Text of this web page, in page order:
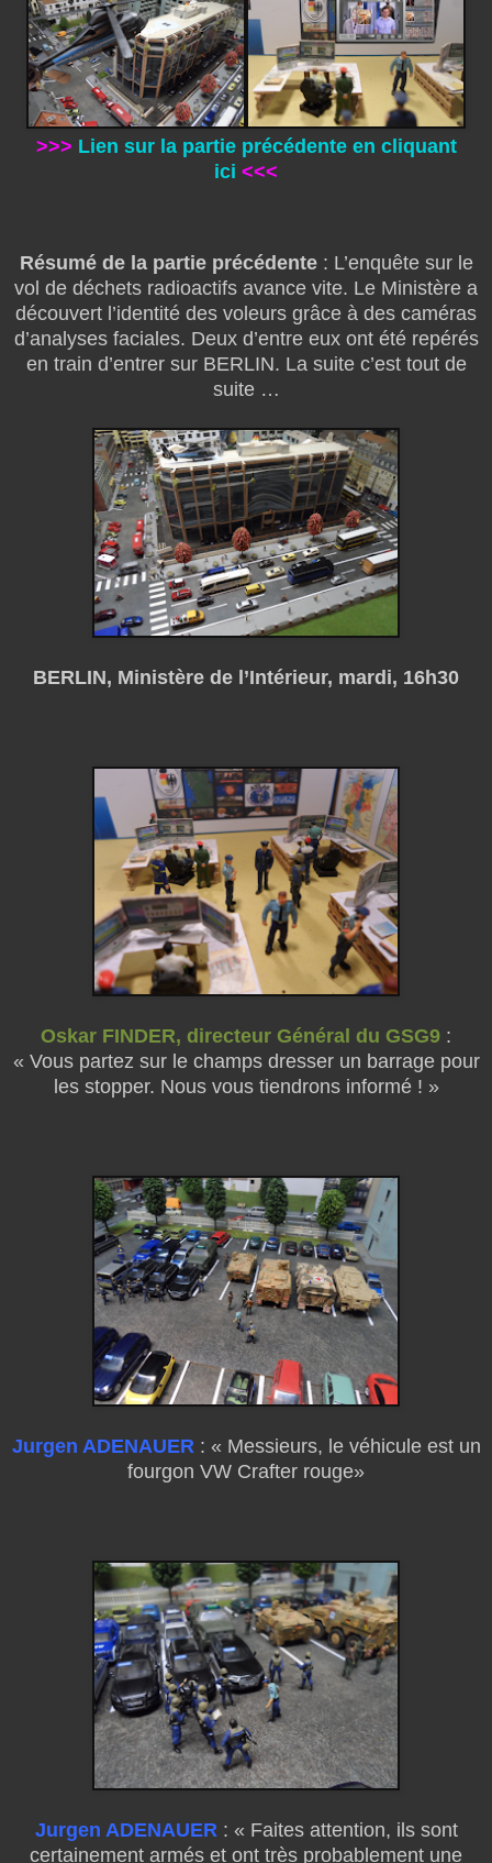
>>> Lien sur la partie précédente en cliquant
ici <<<
Résumé de la partie précédente : L’enquête sur le
vol de déchets radioactifs avance vite. Le Ministère a
découvert l’identité des voleurs grâce à des caméras
d’analyses faciales. Deux d’entre eux ont été repérés
en train d’entrer sur BERLIN. La suite c’est tout de
suite …
BERLIN, Ministère de l’Intérieur, mardi, 16h30
Oskar FINDER, directeur Général du GSG9 :
« Vous partez sur le champs dresser un barrage pour
les stopper. Nous vous tiendrons informé ! »
Jurgen ADENAUER : « Messieurs, le véhicule est un
fourgon VW Crafter rouge»
Jurgen ADENAUER : « Faites attention, ils sont
certainement armés et ont très probablement une